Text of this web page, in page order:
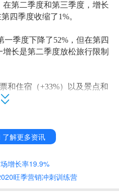
在第二季度和第三季度，增长
四季度收缩了1%。
一季度下降了52%，但在第四
长是第二季度放松旅行限制
和住宿（+33%）以及景点和
增长最为强劲。花园DIY、
于疫情前的水平，
年为108亿欧元。但该行
服务支出将超过2019年的水
了解更多资讯
增长率19.9%
旺季营销冲刺训练营